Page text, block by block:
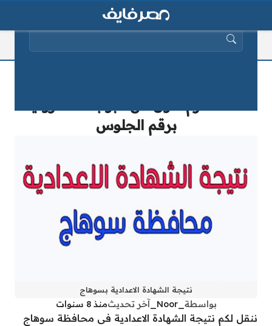
برقم الجلوس
نتيجة الشهادة الاعدادية بسوهاج
بواسطة _Noor_ آخر تحديثمنذ 8 سنوات
ننقل لكم نتيجة الشهادة الاعدادية فى محافظة سوهاج
البحث عن: